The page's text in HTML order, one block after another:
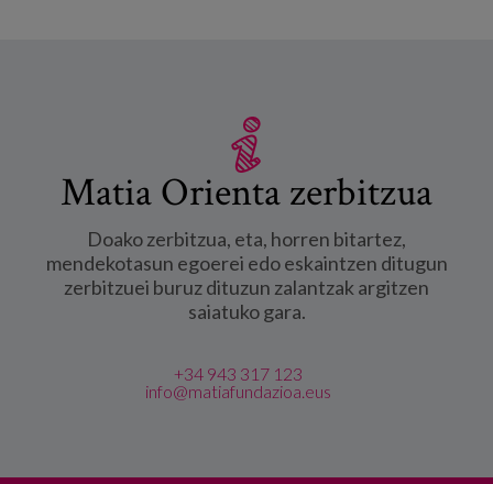
Matia Orienta zerbitzua
Doako zerbitzua, eta, horren bitartez,
mendekotasun egoerei edo eskaintzen ditugun
zerbitzuei buruz dituzun zalantzak argitzen
saiatuko gara.
+34 943 317 123
info@matiafundazioa.eus